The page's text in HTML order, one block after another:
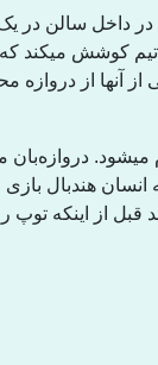
داخل سالن در
تیم کوشش میکند
دروازەبان
هندبال بازی
قبل از اینکە توپ